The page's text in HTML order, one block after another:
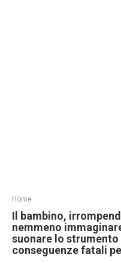
Home
Il bambino,
nemmeno
suonare lo strumento
conseguenze fatali